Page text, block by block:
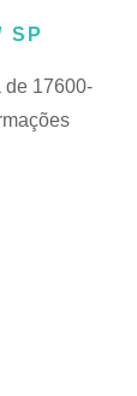
SP
de 17600-